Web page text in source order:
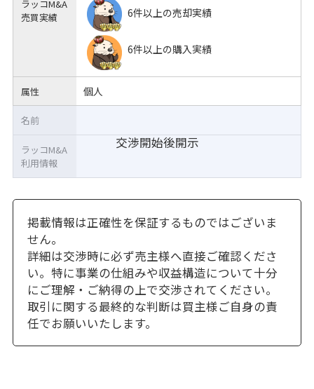
ラッコM&A
売買実績
6件以上の売却実績
6件以上の購入実績
属性 個人
交渉開始後開示
名前
ラッコM&A
利用情報
掲載情報は正確性を保証するものではございま
せん。
詳細は交渉時に必ず売主様へ直接ご確認くださ
い。特に事業の仕組みや収益構造について十分
にご理解・ご納得の上で交渉されてください。
取引に関する最終的な判断は買主様ご自身の責
任でお願いいたします。